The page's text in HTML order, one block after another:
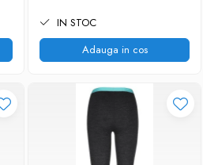
IN STOC
Adauga in cos